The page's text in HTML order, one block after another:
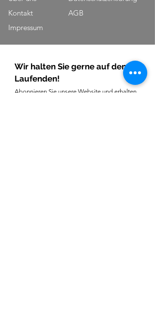
AGB
Kontakt
Impressum
Wir halten Sie gerne auf dem
Laufenden!
Abonnieren Sie unsere Website und erhalten